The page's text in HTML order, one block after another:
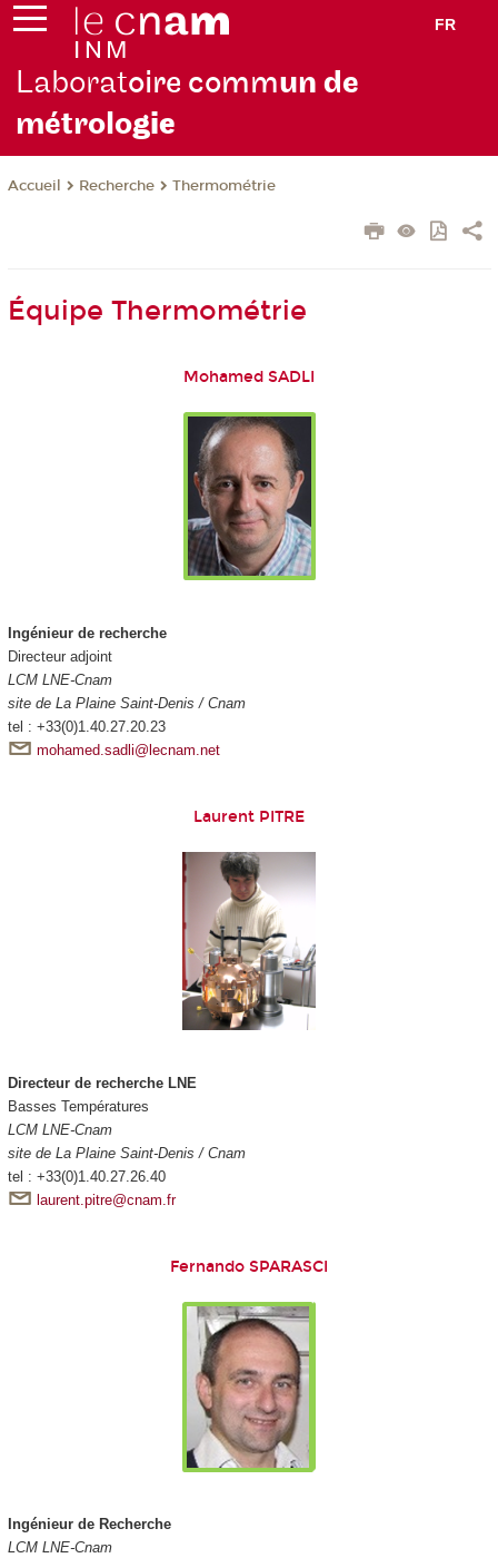
FR
Laboratoire commun de
métrologie
Accueil Recherche Thermométrie
Équipe Thermométrie
Mohamed SADLI
Ingénieur de recherche
Directeur adjoint
LCM LNE-Cnam
site de La Plaine Saint-Denis / Cnam
tel : +33(0)1.40.27.20.23
mohamed.sadli@lecnam.net
Laurent PITRE
Directeur de recherche LNE
Basses Températures
LCM LNE-Cnam
site de La Plaine Saint-Denis / Cnam
tel : +33(0)1.40.27.26.40
laurent.pitre@cnam.fr
Fernando SPARASCI
Ingénieur de Recherche
LCM LNE-Cnam